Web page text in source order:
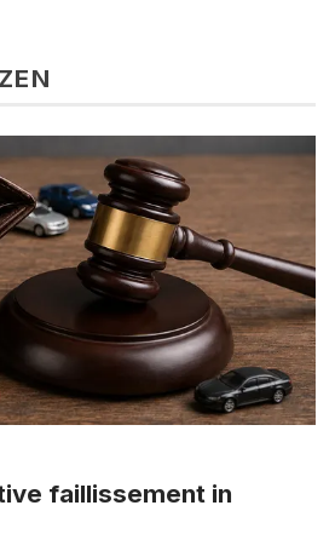
faillissement in